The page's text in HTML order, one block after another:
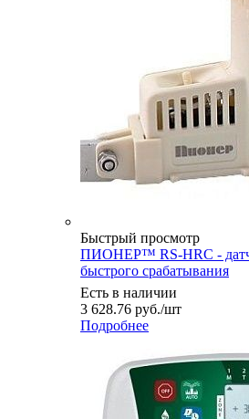
Быстрый просмотр
ПИОНЕР™ RS-HRC -
быстрого срабатывания
Есть в наличии
3 628.76 руб./шт
Подробнее